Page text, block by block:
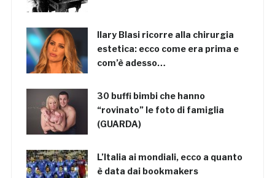
Ilary Blasi ricorre alla chirurgia
estetica: ecco come era prima e
com’è adesso…
30 buffi bimbi che hanno
“rovinato” le foto di famiglia
(GUARDA)
L’Italia ai mondiali, ecco a quanto
è data dai bookmakers